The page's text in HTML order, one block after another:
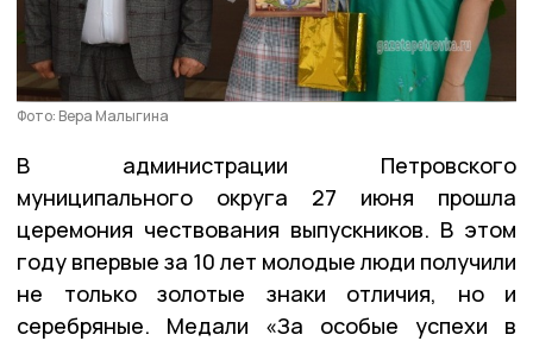
Фото: Вера Малыгина
В администрации Петровского
муниципального округа 27 июня прошла
церемония чествования выпускников. В этом
году впервые за 10 лет молодые люди получили
не только золотые знаки отличия, но и
серебряные. Медали «За особые успехи в